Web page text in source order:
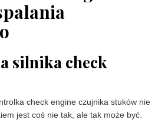
silnika check
check engine czujnika stuków nie
jest coś nie tak, ale tak może być.